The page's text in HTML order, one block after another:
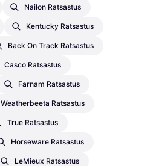
Nailon Ratsastus
Kentucky Ratsastus
Back On Track Ratsastus
Casco Ratsastus
Farnam Ratsastus
Weatherbeeta Ratsastus
True Ratsastus
Horseware Ratsastus
LeMieux Ratsastus